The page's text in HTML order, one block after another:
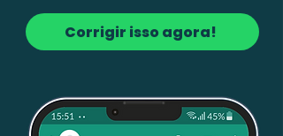
Corrigir isso agora!